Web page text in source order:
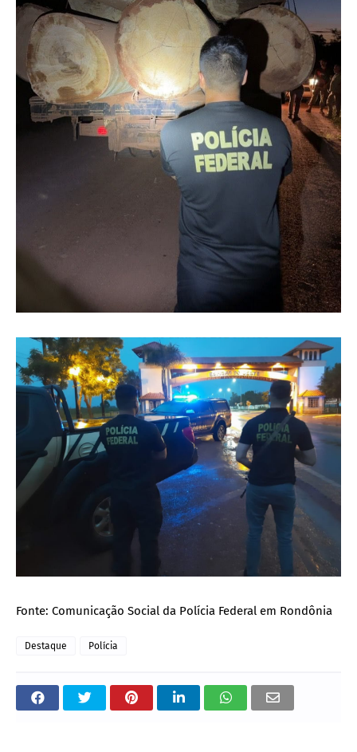
Fonte: Comunicação Social da Polícia Federal em Rondônia
Destaque Polícia